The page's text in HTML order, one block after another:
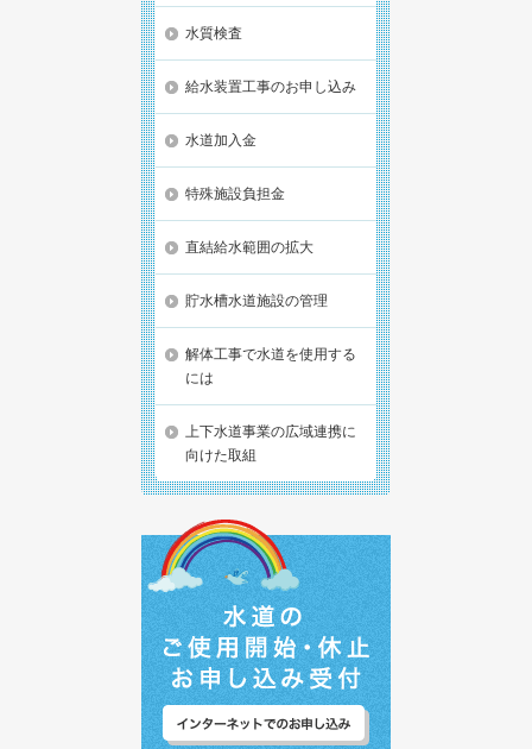
水質検査
給水装置工事のお申し込み
水道加入金
特殊施設負担金
直結給水範囲の拡大
貯水槽水道施設の管理
解体工事で水道を使用する
には
上下水道事業の広域連携に
向けた取組